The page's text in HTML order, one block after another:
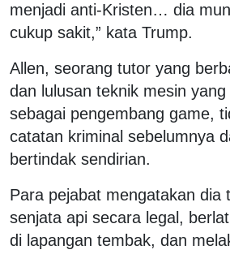
menjadi anti-Kristen… dia
cukup sakit,” kata Trump.
Allen, seorang tutor yang
dan lulusan teknik mesin
sebagai pengembang game,
catatan kriminal sebelumnya
bertindak sendirian.
Para pejabat mengatakan dia
senjata api secara legal,
di lapangan tembak, dan